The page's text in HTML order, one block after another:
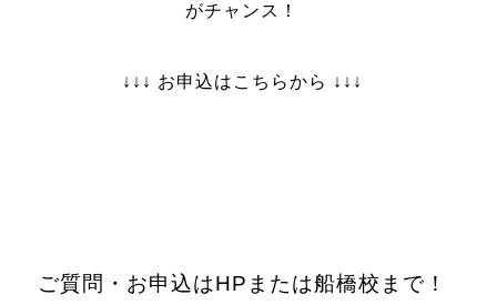
がチャンス！
↓↓↓ お申込はこちらから ↓↓↓
ご質問・お申込はHPまたは船橋校まで！